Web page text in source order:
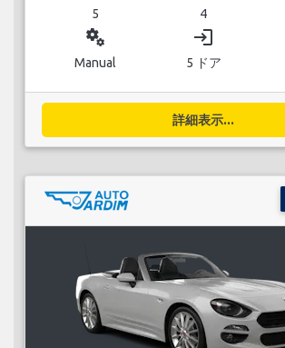
5 4
miscellaneous_services
Manual
login
5 ドア
詳細表示...